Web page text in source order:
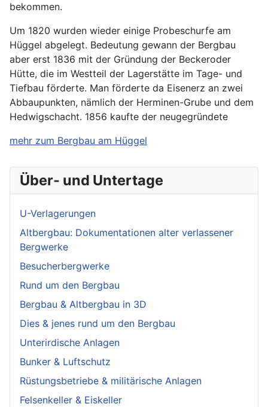
bekommen.
Um 1820 wurden wieder einige Probeschurfe am
Hüggel abgelegt. Bedeutung gewann der Bergbau
aber erst 1836 mit der Gründung der Beckeroder
Hütte, die im Westteil der Lagerstätte im Tage- und
Tiefbau förderte. Man förderte da Eisenerz an zwei
Abbaupunkten, nämlich der Herminen-Grube und dem
Hedwigschacht. 1856 kaufte der neugegründete
mehr zum Bergbau am Hüggel
Über- und Untertage
U-Verlagerungen
Altbergbau: Dokumentationen alter verlassener
Bergwerke
Besucherbergwerke
Rund um den Bergbau
Bergbau & Altbergbau in 3D
Dies & jenes rund um den Bergbau
Unterirdische Anlagen
Bunker & Luftschutz
Rüstungsbetriebe & militärische Anlagen
Felsenkeller & Eiskeller